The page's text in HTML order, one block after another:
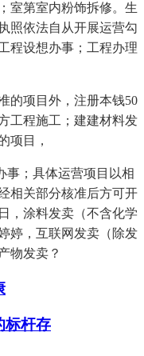
第室内粉饰拆修。生
照依法自从开展运营勾
程设想办事；工程办理
项目外，注册本钱50
工程施工；建建材料发
项目，
；具体运营项目以相
相关部分核准后方可开
，涂料发卖（不含化学
婷，互联网发卖（除发
物发卖？
标杆存